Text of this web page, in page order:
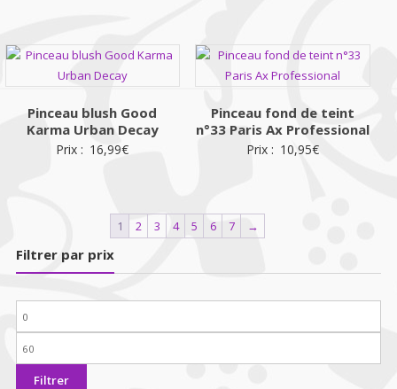
Pinceau blush Good
Karma Urban Decay
Prix : 16,99€
Pinceau fond de teint
n°33 Paris Ax Professional
Prix : 10,95€
1 2 3 4 5 6 7 →
Filtrer par prix
Prix
min
Prix
max
Filtrer